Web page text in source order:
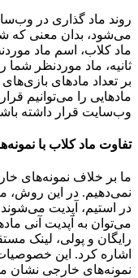
روند ماد گذاری در
می‌شود، بدان معنی که
ماد کلاب، اسم ماد
ثانیه، ماد موردنظر شما
بر تعداد مادهای بازی‌های
مادهایی را می‌توانیم
وب‌سایت قرار داشته
تفاوت ماد کلاب با
ما بر خلاف نمونه‌های
نمی‌دهیم. در این روش،
در استیم، آپدیت
می‌‌توان به آپدیت آنی
رایگان و پولی، لینک
اشاره کرد. این
نمونه‌های خارجی نشان